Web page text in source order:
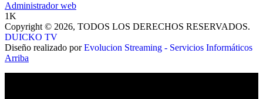
Administrador web
1K
Copyright © 2026, TODOS LOS DERECHOS RESERVADOS.
DUICKO TV
Diseño realizado porEvolucion Streaming - Servicios Informáticos
Arriba